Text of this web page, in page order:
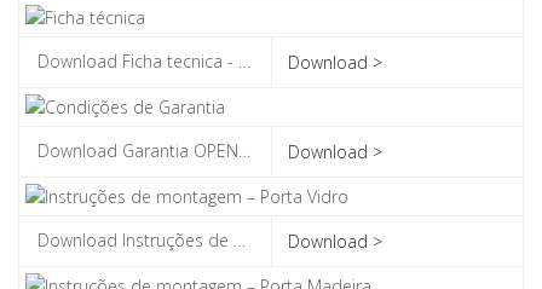
Download >
Download >
Download >